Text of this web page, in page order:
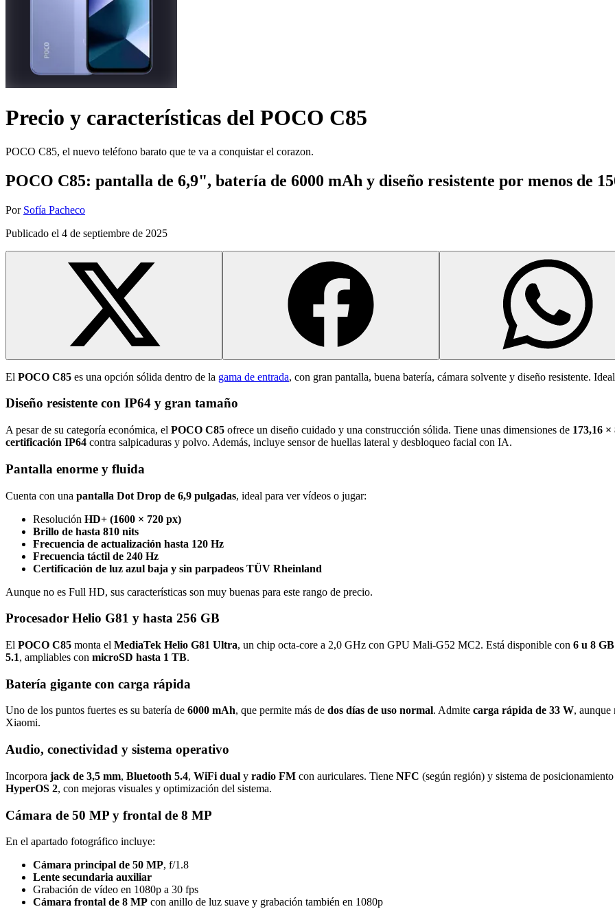
Precio y características del POCO C85
POCO C85, el nuevo teléfono barato que te va a conquistar el corazon.
POCO C85: pantalla de 6,9", batería de 6000 mAh y diseño resistente por menos de
Por Sofía Pacheco
Publicado el 4 de septiembre de 2025
El POCO C85 es una opción sólida dentro de la gama de entrada, con gran pantalla, buena batería, cámara solvente y diseño resistente.
Diseño resistente con IP64 y gran tamaño
A pesar de su categoría económica, el POCO C85 ofrece un diseño cuidado y una construcción sólida. Tiene unas dimensiones de 173,16 ×
certificación IP64 contra salpicaduras y polvo. Además, incluye sensor de huellas lateral y desbloqueo facial con IA.
Pantalla enorme y fluida
Cuenta con una pantalla Dot Drop de 6,9 pulgadas, ideal para ver vídeos o jugar:
Resolución HD+ (1600 × 720 px)
Brillo de hasta 810 nits
Frecuencia de actualización hasta 120 Hz
Frecuencia táctil de 240 Hz
Certificación de luz azul baja y sin parpadeos TÜV Rheinland
Aunque no es Full HD, sus características son muy buenas para este rango de precio.
Procesador Helio G81 y hasta 256 GB
El POCO C85 monta el MediaTek Helio G81 Ultra, un chip octa-core a 2,0 GHz con GPU Mali-G52 MC2. Está disponible con 6 u 8
5.1, ampliables con microSD hasta 1 TB.
Batería gigante con carga rápida
Uno de los puntos fuertes es su batería de 6000 mAh, que permite más de dos días de uso normal. Admite carga rápida de 33 W, aunque
Xiaomi.
Audio, conectividad y sistema operativo
Incorpora jack de 3,5 mm, Bluetooth 5.4, WiFi dual y radio FM con auriculares. Tiene NFC (según región) y sistema de
HyperOS 2, con mejoras visuales y optimización del sistema.
Cámara de 50 MP y frontal de 8 MP
En el apartado fotográfico incluye:
Cámara principal de 50 MP, f/1.8
Lente secundaria auxiliar
Grabación de vídeo en 1080p a 30 fps
Cámara frontal de 8 MP con anillo de luz suave y grabación también en 1080p